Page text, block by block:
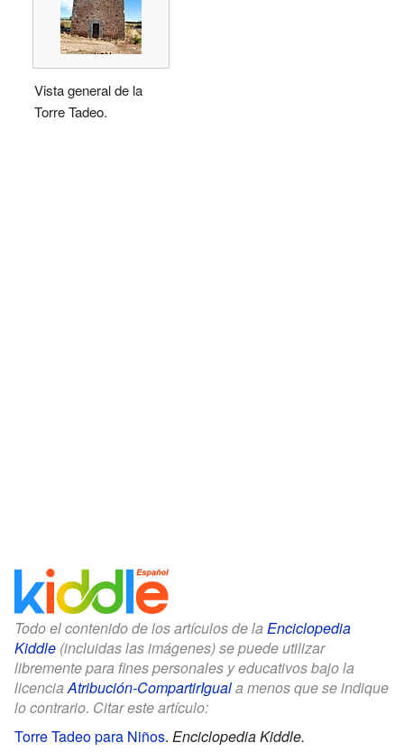
Vista general de la
Torre Tadeo.
Todo el contenido de los artículos de la Enciclopedia
Kiddle (incluidas las imágenes) se puede utilizar
libremente para fines personales y educativos bajo la
licenciaAtribución-CompartirIguala menos que se indique
lo contrario. Citar este artículo:
Torre Tadeo para Niños. Enciclopedia Kiddle.